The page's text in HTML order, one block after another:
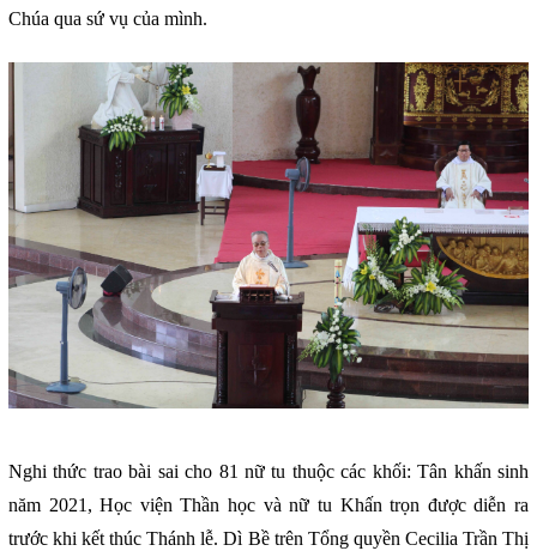
Chúa qua sứ vụ của mình.
Nghi thức trao bài sai cho 81 nữ tu thuộc các khối: Tân khấn sinh
năm 2021, Học viện Thần học và nữ tu Khấn trọn được diễn ra
trước khi kết thúc Thánh lễ. Dì Bề trên Tổng quyền Cecilia Trần Thị